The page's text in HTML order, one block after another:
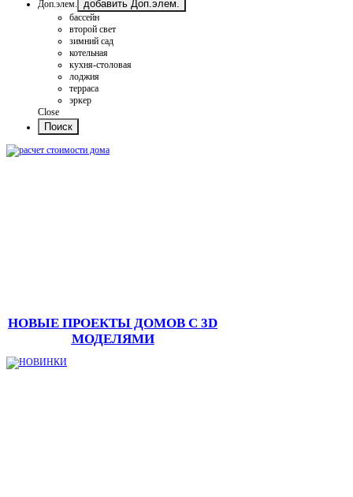
Доп.элем.
добавить Доп.элем.
бассейн
второй свет
зимний сад
котельная
кухня-столовая
лоджия
терраса
эркер
Close
НОВЫЕ ПРОЕКТЫ ДОМОВ С 3D
МОДЕЛЯМИ